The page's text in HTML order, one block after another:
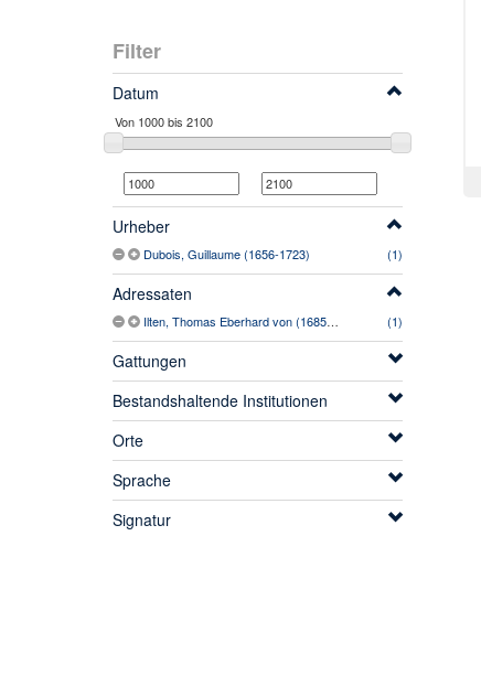
Filter
Datum
Urheber
Dubois, Guillaume (1656-1723) (1)
Adressaten
Ilten, Thomas Eberhard von (1685-1758) (1)
Gattungen
Bestandshaltende Institutionen
Orte
Sprache
Signatur